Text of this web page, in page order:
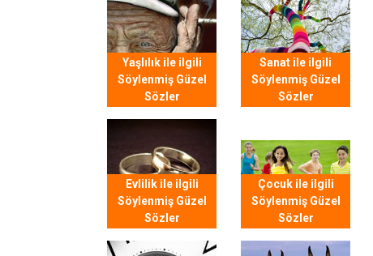
Yaşlılık ile ilgili
Söylenmiş Güzel
Sözler
Sanat ile ilgili
Söylenmiş Güzel
Sözler
Evlilik ile ilgili
Söylenmiş Güzel
Sözler
Çocuk ile ilgili
Söylenmiş Güzel
Sözler